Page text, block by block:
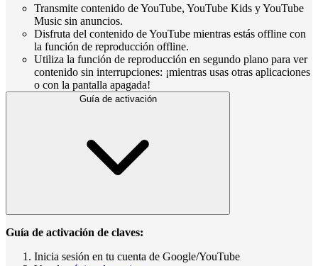
Transmite contenido de YouTube, YouTube Kids y YouTube
Music sin anuncios.
Disfruta del contenido de YouTube mientras estás offline con
la función de reproducción offline.
Utiliza la función de reproducción en segundo plano para ver
contenido sin interrupciones: ¡mientras usas otras aplicaciones
o con la pantalla apagada!
Guía de activación
Guía de activación de claves:
Inicia sesión en tu cuenta de Google/YouTube